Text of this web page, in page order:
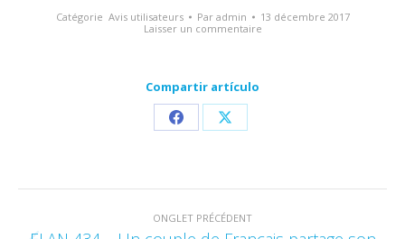
Catégorie Avis utilisateurs Par admin
13 décembre 2017
Laisser un commentaire
Compartir artículo
Share
Facebook
Share
X
ONGLET PRÉCÉDENT